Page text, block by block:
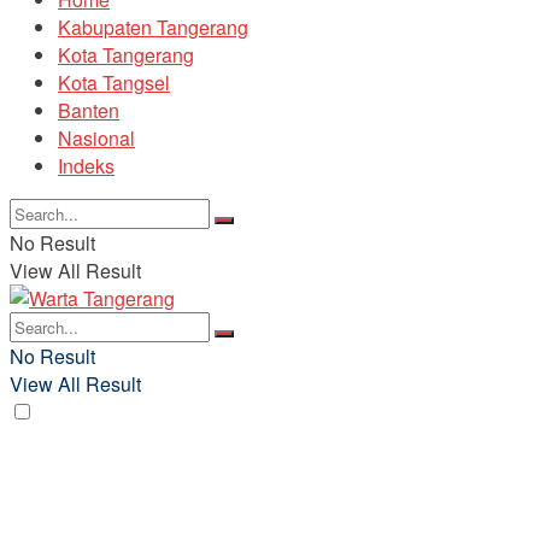
Kabupaten Tangerang
Kota Tangerang
Kota Tangsel
Banten
Nasional
Indeks
No Result
View All Result
No Result
View All Result